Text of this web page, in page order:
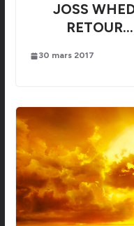
JOSS
30 mars 2017